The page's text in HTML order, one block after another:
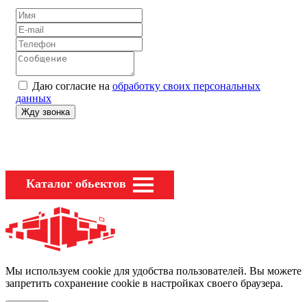
Даю согласие на обработку своих персональных
данных
Каталог обьектов
Мы используем cookie для удобства пользователей. Вы можете
запретить сохранение cookie в настройках своего браузера.